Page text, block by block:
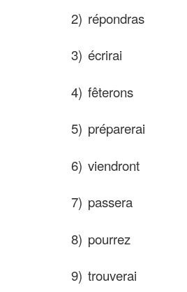
2) répondras
3) écrirai
4) fêterons
5) préparerai
6) viendront
7) passera
8) pourrez
9) trouverai